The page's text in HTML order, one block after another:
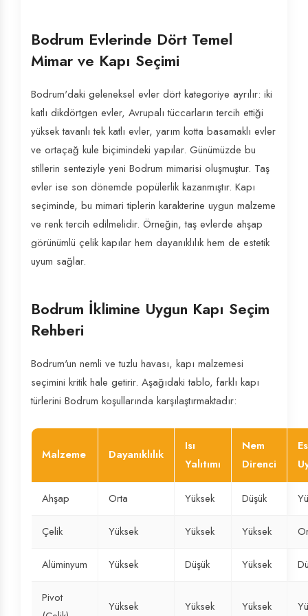
Bodrum Evlerinde Dört Temel
Mimar ve Kapı Seçimi
Bodrum'daki geleneksel evler dört kategoriye ayrılır: iki
katlı dikdörtgen evler, Avrupalı tüccarların tercih ettiği
yüksek tavanlı tek katlı evler, yarım kotta basamaklı evler
ve ortaçağ kule biçimindeki yapılar. Günümüzde bu
stillerin senteziyle yeni Bodrum mimarisi oluşmuştur. Taş
evler ise son dönemde popülerlik kazanmıştır. Kapı
seçiminde, bu mimari tiplerin karakterine uygun malzeme
ve renk tercih edilmelidir. Örneğin, taş evlerde ahşap
görünümlü çelik kapılar hem dayanıklılık hem de estetik
uyum sağlar.
Bodrum İklimine Uygun Kapı Seçim
Rehberi
Bodrum'un nemli ve tuzlu havası, kapı malzemesi
seçimini kritik hale getirir. Aşağıdaki tablo, farklı kapı
türlerini Bodrum koşullarında karşılaştırmaktadır:
Malzeme Dayanıklılık
Isı
Yalıtımı
Nem
Direnci
Ahşap Orta Yüksek Düşük
Çelik Yüksek Yüksek Yüksek
Alüminyum Yüksek Düşük Yüksek
Pivot
Yüksek Yüksek Yüksek